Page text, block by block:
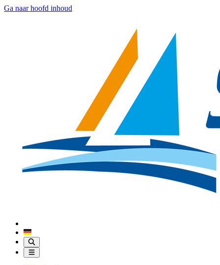
Ga naar hoofd inhoud